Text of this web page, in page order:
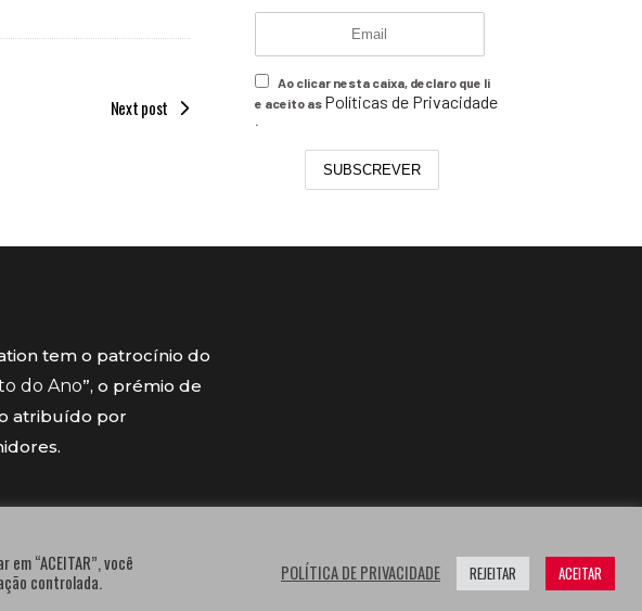
Next post
Ao clicar nesta caixa, declaro que li
e aceito as Políticas de Privacidade
.
SUBSCREVER
tem o patrocínio do
do Ano”, o prémio de
atribuído por
“ACEITAR”, você
controlada.
POLÍTICA DE PRIVACIDADE REJEITAR ACEITAR